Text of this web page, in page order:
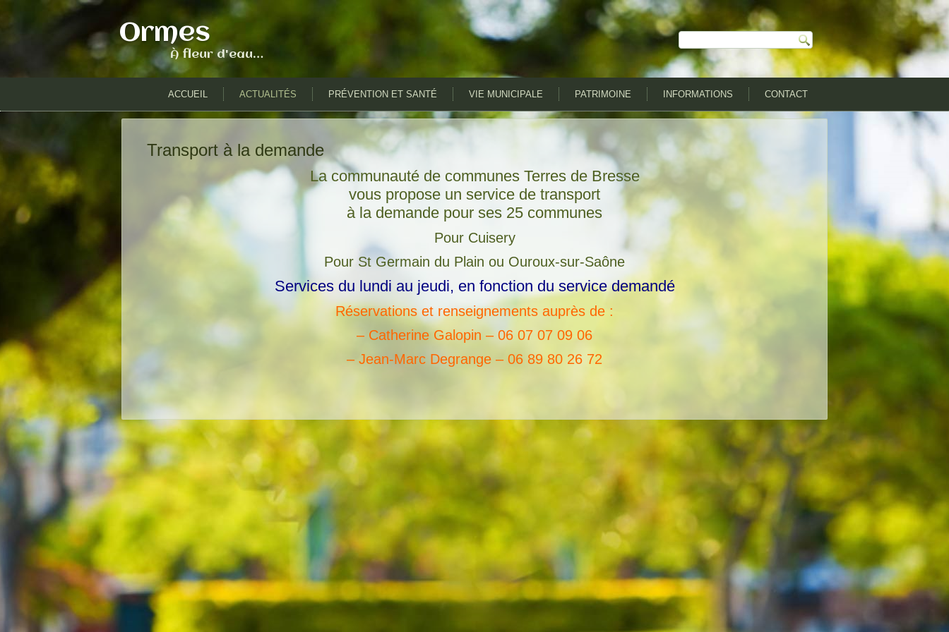
Ormes
À fleur d'eau…
ACCUEIL ACTUALITÉS PRÉVENTION ET SANTÉ VIE MUNICIPALE PATRIMOINE INFORMATIONS CONTACT
Transport à la demande
La communauté de communes Terres de Bresse
vous propose un service de transport
à la demande pour ses 25 communes
Pour Cuisery
Pour St Germain du Plain ou Ouroux-sur-Saône
Services du lundi au jeudi, en fonction du service demandé
Réservations et renseignements auprès de :
– Catherine Galopin – 06 07 07 09 06
– Jean-Marc Degrange – 06 89 80 26 72